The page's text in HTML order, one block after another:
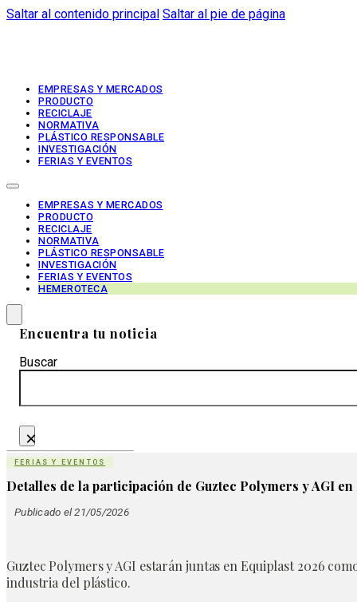
Saltar al contenido principal Saltar al pie de página
EMPRESAS Y MERCADOS
PRODUCTO
RECICLAJE
NORMATIVA
PLÁSTICO RESPONSABLE
INVESTIGACIÓN
FERIAS Y EVENTOS
EMPRESAS Y MERCADOS
PRODUCTO
RECICLAJE
NORMATIVA
PLÁSTICO RESPONSABLE
INVESTIGACIÓN
FERIAS Y EVENTOS
HEMEROTECA
Encuentra tu noticia
Buscar
×
FERIAS Y EVENTOS
Detalles de la participación de Guztec Polymers y AGI en
Publicado el 21/05/2026
Guztec Polymers y AGI estarán juntas en Equiplast 2026
industria del plástico.